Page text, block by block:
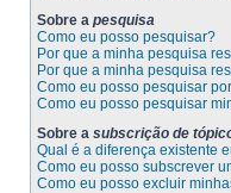
Sobre a pesquisa
Como eu posso pesquisar?
Por que a minha pesquisa
Por que a minha pesquisa
Como eu posso pesquisar
Como eu posso pesquisar
Sobre a subscrição de
Qual é a diferença existente
Como eu posso subscrever
Como eu posso excluir